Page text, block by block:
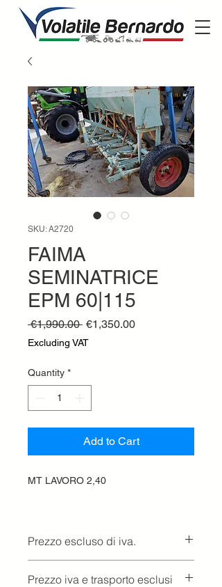
SKU: A2720
FAIMA
SEMINATRICE
EPM 60|115
€1,990.00 Regular
Price
€1,350.00Sale
Excluding VAT
Quantity *
Add to Cart
MT LAVORO 2,40
Prezzo escluso di iva.
Prezzo iva e trasporto esclusi